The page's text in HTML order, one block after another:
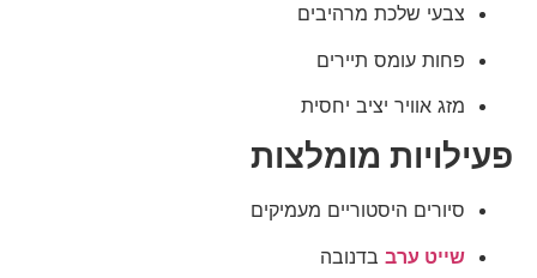
צבעי שלכת מרהיבים
פחות עומס תיירים
מזג אוויר יציב יחסית
פעילויות מומלצות
סיורים היסטוריים מעמיקים
שייט ערב בדנובה